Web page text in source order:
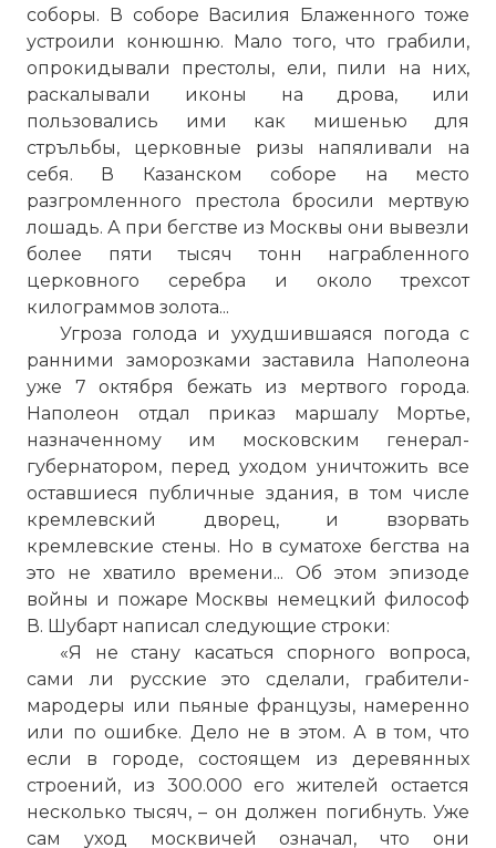
соборы. В соборе Василия Блаженного тоже
устроили конюшню. Мало того, что грабили,
опрокидывали престолы, ели, пили на них,
раскалывали иконы на дрова, или
пользовались ими как мишенью для
стръльбы, церковные ризы напяливали на
себя. В Казанском соборе на место
разгромленного престола бросили мертвую
лошадь. А при бегстве из Москвы они вывезли
более пяти тысяч тонн награбленного
церковного серебра и около трехсот
килограммов золота...
Угроза голода и ухудшившаяся погода с
ранними заморозками заставила Наполеона
уже 7 октября бежать из мертвого города.
Наполеон отдал приказ маршалу Мортье,
назначенному им московским генерал-
губернатором, перед уходом уничтожить все
оставшиеся публичные здания, в том числе
кремлевский дворец, и взорвать
кремлевские стены. Но в суматохе бегства на
это не хватило времени... Об этом эпизоде
войны и пожаре Москвы немецкий философ
В. Шубарт написал следующие строки:
«Я не стану касаться спорного вопроса,
сами ли русские это сделали, грабители-
мародеры или пьяные французы, намеренно
или по ошибке. Дело не в этом. А в том, что
если в городе, состоящем из деревянных
строений, из 300.000 его жителей остается
несколько тысяч, – он должен погибнуть. Уже
сам уход москвичей означал, что они